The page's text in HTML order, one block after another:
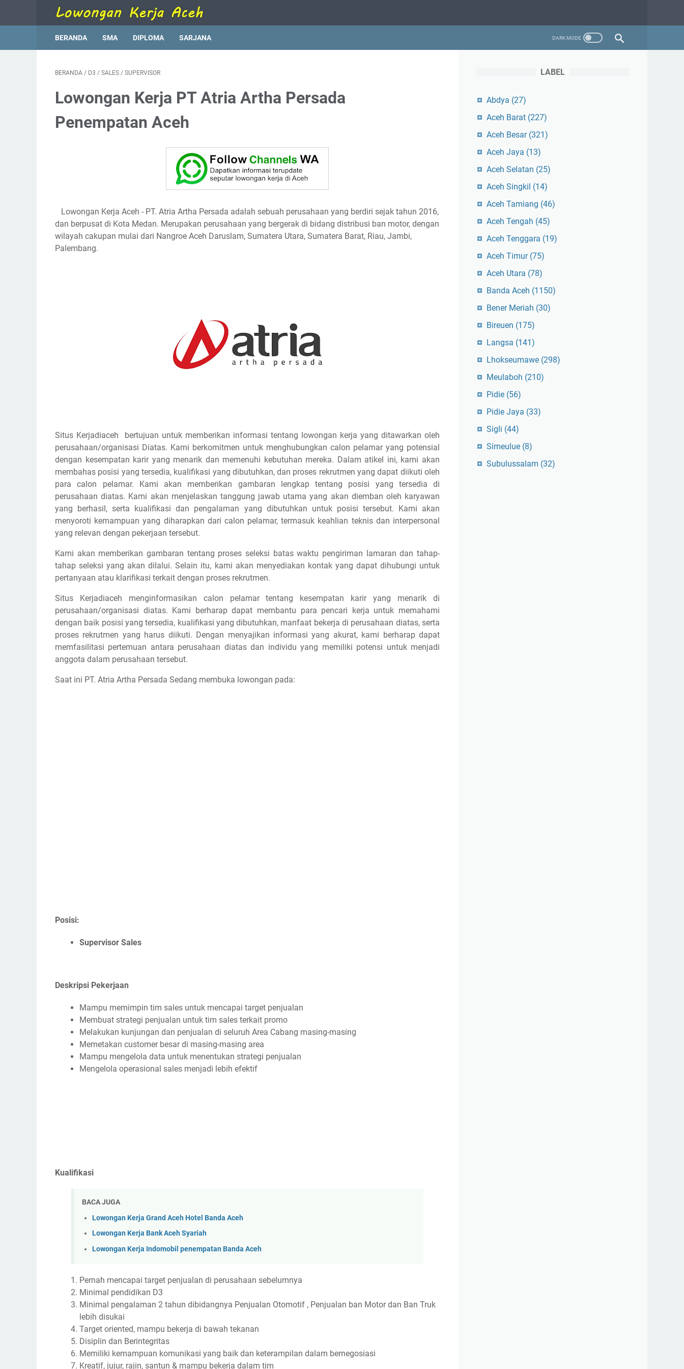
BERANDA SMA DIPLOMA SARJANA
BERANDA / D3 / SALES / SUPERVISOR
Lowongan Kerja PT Atria Artha Persada
Penempatan Aceh
Lowongan Kerja Aceh - PT. Atria Artha Persada adalah sebuah perusahaan yang berdiri sejak tahun 2016,
dan berpusat di Kota Medan. Merupakan perusahaan yang bergerak di bidang distribusi ban motor, dengan
wilayah cakupan mulai dari Nangroe Aceh Daruslam, Sumatera Utara, Sumatera Barat, Riau, Jambi,
Palembang.
Situs Kerjadiaceh bertujuan untuk memberikan informasi tentang lowongan kerja yang ditawarkan oleh
perusahaan/organisasi Diatas. Kami berkomitmen untuk menghubungkan calon pelamar yang potensial
dengan kesempatan karir yang menarik dan memenuhi kebutuhan mereka. Dalam atikel ini, kami akan
membahas posisi yang tersedia, kualifikasi yang dibutuhkan, dan proses rekrutmen yang dapat diikuti oleh
para calon pelamar. Kami akan memberikan gambaran lengkap tentang posisi yang tersedia di
perusahaan diatas. Kami akan menjelaskan tanggung jawab utama yang akan diemban oleh karyawan
yang berhasil, serta kualifikasi dan pengalaman yang dibutuhkan untuk posisi tersebut. Kami akan
menyoroti kemampuan yang diharapkan dari calon pelamar, termasuk keahlian teknis dan interpersonal
yang relevan dengan pekerjaan tersebut.
Kami akan memberikan gambaran tentang proses seleksi batas waktu pengiriman lamaran dan tahap-
tahap seleksi yang akan dilalui. Selain itu, kami akan menyediakan kontak yang dapat dihubungi untuk
pertanyaan atau klarifikasi terkait dengan proses rekrutmen.
Situs Kerjadiaceh menginformasikan calon pelamar tentang kesempatan karir yang menarik di
perusahaan/organisasi diatas. Kami berharap dapat membantu para pencari kerja untuk memahami
dengan baik posisi yang tersedia, kualifikasi yang dibutuhkan, manfaat bekerja di perusahaan diatas, serta
proses rekrutmen yang harus diikuti. Dengan menyajikan informasi yang akurat, kami berharap dapat
memfasilitasi pertemuan antara perusahaan diatas dan individu yang memiliki potensi untuk menjadi
anggota dalam perusahaan tersebut.
Saat ini PT. Atria Artha Persada Sedang membuka lowongan pada:
Posisi:
Supervisor Sales
Deskripsi Pekerjaan
Mampu memimpin tim sales untuk mencapai target penjualan
Membuat strategi penjualan untuk tim sales terkait promo
Melakukan kunjungan dan penjualan di seluruh Area Cabang masing-masing
Memetakan customer besar di masing-masing area
Mampu mengelola data untuk menentukan strategi penjualan
Mengelola operasional sales menjadi lebih efektif
Kualifikasi
BACA JUGA
Lowongan Kerja Grand Aceh Hotel Banda Aceh
Lowongan Kerja Bank Aceh Syariah
Lowongan Kerja Indomobil penempatan Banda Aceh
Pernah mencapai target penjualan di perusahaan sebelumnya
Minimal pendidikan D3
Minimal pengalaman 2 tahun dibidangnya Penjualan Otomotif , Penjualan ban Motor dan Ban Truk
lebih disukai
Target oriented, mampu bekerja di bawah tekanan
Disiplin dan Berintegritas
Memiliki kemampuan komunikasi yang baik dan keterampilan dalam bernegosiasi
Kreatif, jujur, rajin, santun & mampu bekerja dalam tim
LABEL
Abdya (27)
Aceh Barat (227)
Aceh Besar (321)
Aceh Jaya (13)
Aceh Selatan (25)
Aceh Singkil (14)
Aceh Tamiang (46)
Aceh Tengah (45)
Aceh Tenggara (19)
Aceh Timur (75)
Aceh Utara (78)
Banda Aceh (1150)
Bener Meriah (30)
Bireuen (175)
Langsa (141)
Lhokseumawe (298)
Meulaboh (210)
Pidie (56)
Pidie Jaya (33)
Sigli (44)
Simeulue (8)
Subulussalam (32)